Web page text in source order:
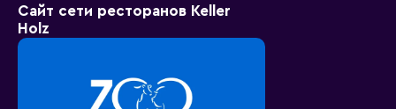
Сайт сети ресторанов Keller
Holz